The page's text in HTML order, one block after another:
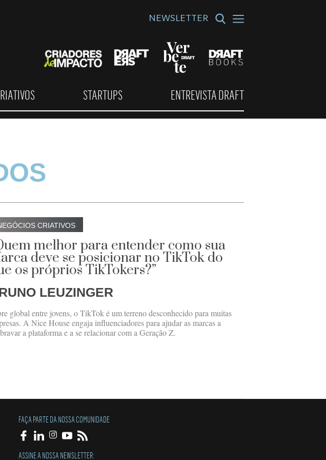
NEWSLETTER
STARTUPS ENTREVISTA DRAFT
CRIATIVOS
melhor para entender como sua
deve se posicionar no TikTok do
os próprios TikTokers?”
LEUZINGER
global entre jovens, o TikTok é um terreno desconhecido para muitas
A Nice House engaja influenciadores para ajudar as marcas a
a plataforma e a se relacionar com a Geração Z.
FAÇA PARTE DA NOSSA COMUNIDADE
ASSINE A NOSSA NEWSLETTER: